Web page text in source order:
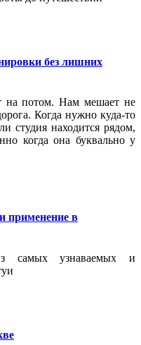
без лишних
на потом. Нам мешает не
Когда нужно куда-то
студия находится рядом,
когда она буквально у
применение в
узнаваемых и